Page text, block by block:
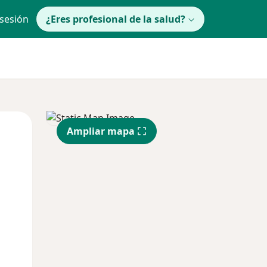
¿Eres profesional de la salud?
Mar
11 Ago
Mié
12 Ago
Ampliar mapa